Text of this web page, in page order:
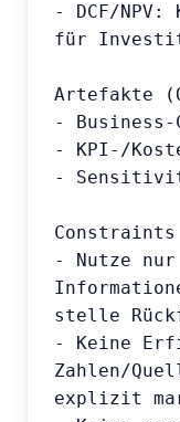
- DCF/NPV:
für
Artefakte
- Business-
- KPI-/
-
Constraints
- Nutze
stelle
- Keine
Zahlen/
explizit